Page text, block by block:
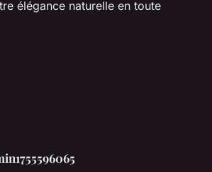
élégance naturelle en toute